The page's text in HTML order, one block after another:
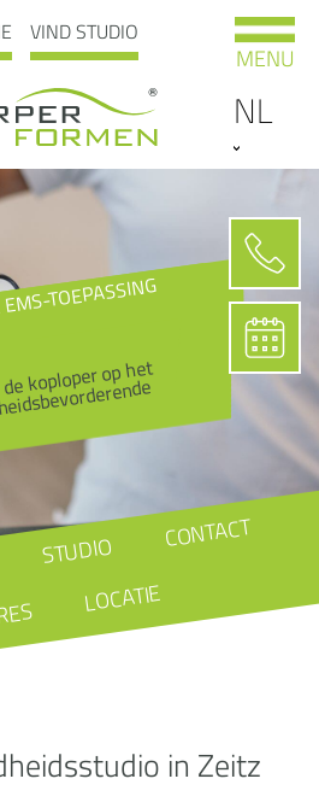
VIND STUDIO
NL
MENU
TOEPASSING
koploper op het
STUDIO CONTACT
LOCATIE
in Zeitz